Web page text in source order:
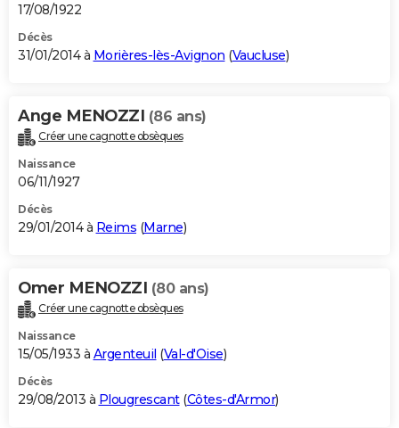
17/08/1922
Décès
31/01/2014 à Morières-lès-Avignon (Vaucluse)
Ange MENOZZI (86 ans)
Créer une cagnotte obsèques
Naissance
06/11/1927
Décès
29/01/2014 à Reims (Marne)
Omer MENOZZI (80 ans)
Créer une cagnotte obsèques
Naissance
15/05/1933 à Argenteuil (Val-d'Oise)
Décès
29/08/2013 à Plougrescant(Côtes-d'Armor)